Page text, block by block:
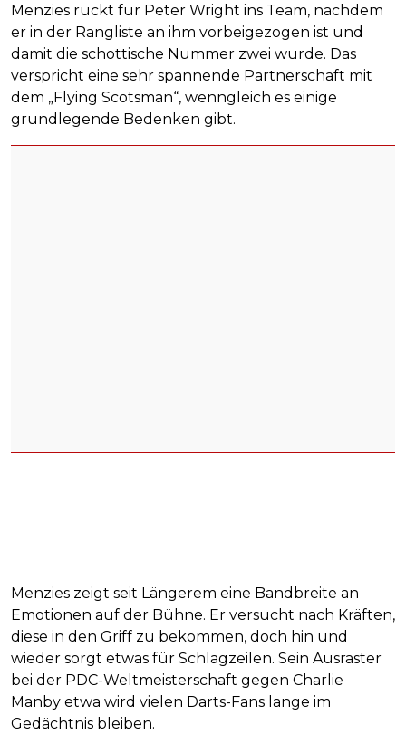
Menzies rückt für Peter Wright ins Team, nachdem
er in der Rangliste an ihm vorbeigezogen ist und
damit die schottische Nummer zwei wurde. Das
verspricht eine sehr spannende Partnerschaft mit
dem „Flying Scotsman“, wenngleich es einige
grundlegende Bedenken gibt.
Menzies zeigt seit Längerem eine Bandbreite an
Emotionen auf der Bühne. Er versucht nach Kräften,
diese in den Griff zu bekommen, doch hin und
wieder sorgt etwas für Schlagzeilen. Sein Ausraster
bei der PDC-Weltmeisterschaft gegen Charlie
Manby etwa wird vielen Darts-Fans lange im
Gedächtnis bleiben.